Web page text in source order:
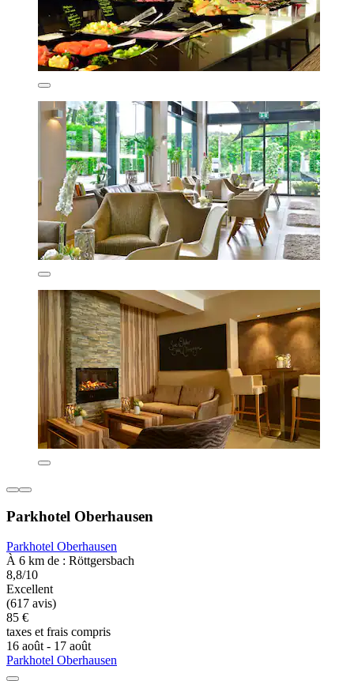
Parkhotel Oberhausen
Parkhotel Oberhausen
À 6 km de : Röttgersbach
8,8/10
Excellent
(617 avis)
85 €
taxes et frais compris
16 août - 17 août
Parkhotel Oberhausen